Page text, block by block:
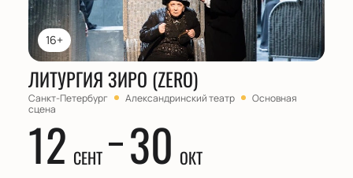
16+
ЛИТУРГИЯ ЗИРО (ZERO)
Санкт-Петербург Александринский театр
Основная
сцена
12 СЕНТ 30 ОКТ